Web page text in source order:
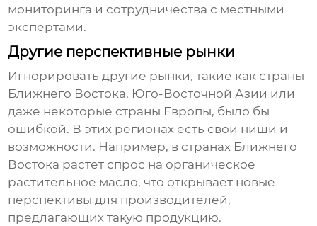
мониторинга и сотрудничества с местными
экспертами.
Другие перспективные рынки
Игнорировать другие рынки, такие как страны
Ближнего Востока, Юго-Восточной Азии или
даже некоторые страны Европы, было бы
ошибкой. В этих регионах есть свои ниши и
возможности. Например, в странах Ближнего
Востока растет спрос на органическое
растительное масло, что открывает новые
перспективы для производителей,
предлагающих такую продукцию.